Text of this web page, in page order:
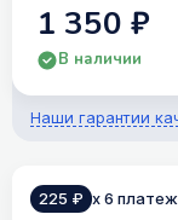
1 350 ₽
В наличии
Наши гарантии
225 ₽ x 6